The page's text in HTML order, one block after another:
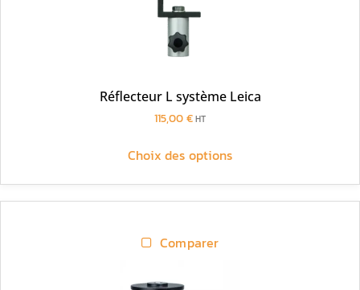
Réflecteur L système Leica
115,00 € HT
Choix des options
Comparer